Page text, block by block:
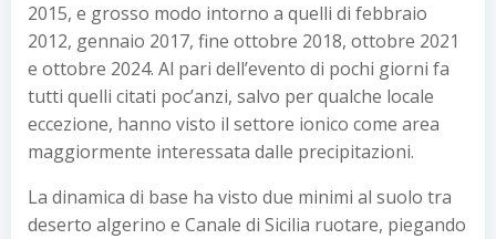
2015, e grosso modo intorno a quelli di febbraio
2012, gennaio 2017, fine ottobre 2018, ottobre 2021
e ottobre 2024. Al pari dell’evento di pochi giorni fa
tutti quelli citati poc’anzi, salvo per qualche locale
eccezione, hanno visto il settore ionico come area
maggiormente interessata dalle precipitazioni.
La dinamica di base ha visto due minimi al suolo tra
deserto algerino e Canale di Sicilia ruotare, piegando